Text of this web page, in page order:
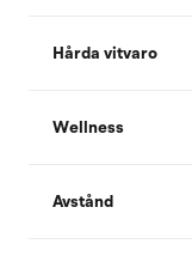
Hårda vitvaro
Wellness
Avstånd